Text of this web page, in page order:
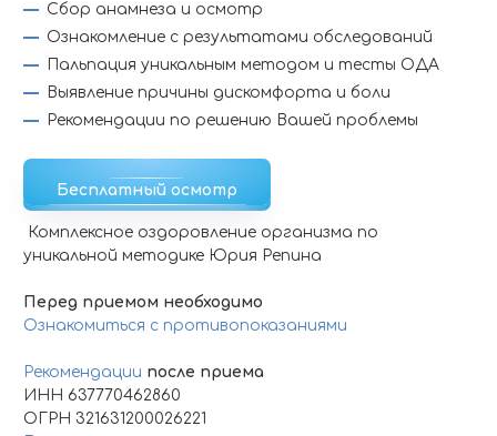
Сбор анамнеза и осмотр
Ознакомление с результатами обследований
Пальпация уникальным методом и тесты ОДА
Выявление причины дискомфорта и боли
Рекомендации по решению Вашей проблемы
Бесплатный осмотр
Комплексное оздоровление организма по
уникальной методике Юрия Репина
Перед приемом необходимо
Ознакомиться с противопоказаниями
Рекомендации после приема
ИНН 637770462860
ОГРН 321631200026221